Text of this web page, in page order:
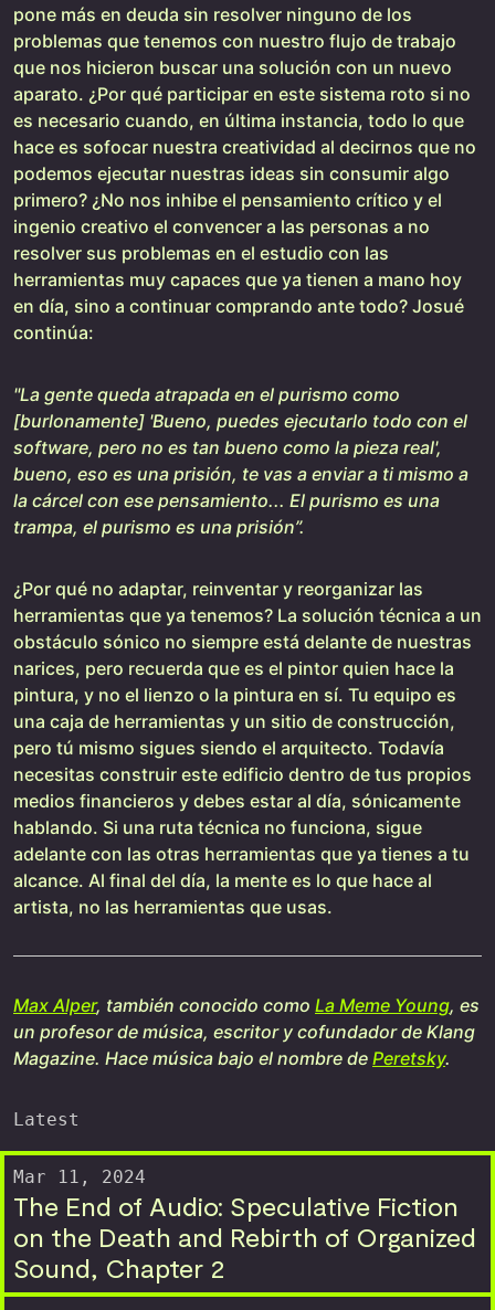
pone más en deuda sin resolver ninguno de los
problemas que tenemos con nuestro flujo de trabajo
que nos hicieron buscar una solución con un nuevo
aparato. ¿Por qué participar en este sistema roto si no
es necesario cuando, en última instancia, todo lo que
hace es sofocar nuestra creatividad al decirnos que no
podemos ejecutar nuestras ideas sin consumir algo
primero? ¿No nos inhibe el pensamiento crítico y el
ingenio creativo el convencer a las personas a no
resolver sus problemas en el estudio con las
herramientas muy capaces que ya tienen a mano hoy
en día, sino a continuar comprando ante todo? Josué
continúa:
"La gente queda atrapada en el purismo como
[burlonamente] 'Bueno, puedes ejecutarlo todo con el
software, pero no es tan bueno como la pieza real',
bueno, eso es una prisión, te vas a enviar a ti mismo a
la cárcel con ese pensamiento... El purismo es una
trampa, el purismo es una prisión”.
¿Por qué no adaptar, reinventar y reorganizar las
herramientas que ya tenemos? La solución técnica a un
obstáculo sónico no siempre está delante de nuestras
narices, pero recuerda que es el pintor quien hace la
pintura, y no el lienzo o la pintura en sí. Tu equipo es
una caja de herramientas y un sitio de construcción,
pero tú mismo sigues siendo el arquitecto. Todavía
necesitas construir este edificio dentro de tus propios
medios financieros y debes estar al día, sónicamente
hablando. Si una ruta técnica no funciona, sigue
adelante con las otras herramientas que ya tienes a tu
alcance. Al final del día, la mente es lo que hace al
artista, no las herramientas que usas.
Max Alper, también conocido como La Meme Young, es
un profesor de música, escritor y cofundador de Klang
Magazine. Hace música bajo el nombre de Peretsky.
Latest
Mar 11, 2024
The End of Audio: Speculative Fiction
on the Death and Rebirth of Organized
Sound, Chapter 2